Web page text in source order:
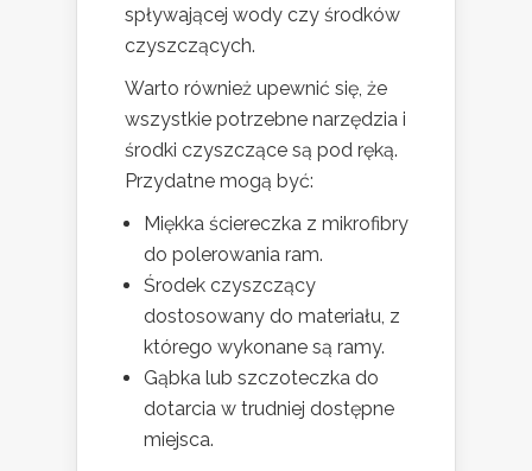
spływającej wody czy środków
czyszczących.
Warto również upewnić się, że
wszystkie potrzebne narzędzia i
środki czyszczące są pod ręką.
Przydatne mogą być:
Miękka ściereczka z mikrofibry
do polerowania ram.
Środek czyszczący
dostosowany do materiału, z
którego wykonane są ramy.
Gąbka lub szczoteczka do
dotarcia w trudniej dostępne
miejsca.